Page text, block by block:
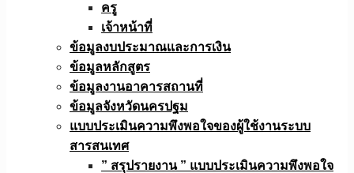
ครู
เจ้าหน้าที่
ข้อมูลงบประมาณเเละการเงิน
ข้อมูลหลักสูตร
ข้อมูลงานอาคารสถานที่
ข้อมูลจังหวัดนครปฐม
แบบประเมินความพึงพอใจของผู้ใช้งานระบบ
สารสนเทศ
” สรุปรายงาน ” แบบประเมินความพึงพอใจ